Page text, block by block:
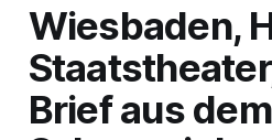
Wiesbaden,
Brief aus dem